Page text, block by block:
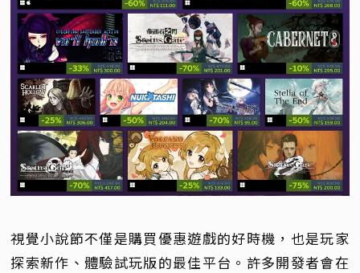
視覺小說節不僅是購買優惠遊戲的好時機，也是玩家
探索新作、體驗試玩版的最佳平台。許多開發者會在